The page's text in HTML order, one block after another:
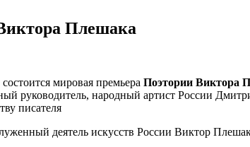
Плешака
мировая премьера Поэтории Виктора
руководитель, народный артист России
писателя
деятель искусств России Виктор